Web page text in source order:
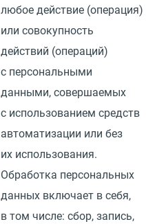
любое действие (операция)
или совокупность
действий (операций)
с персональными
данными, совершаемых
с использованием средств
автоматизации или без
их использования.
Обработка персональных
данных включает в себя,
в том числе: сбор, запись,